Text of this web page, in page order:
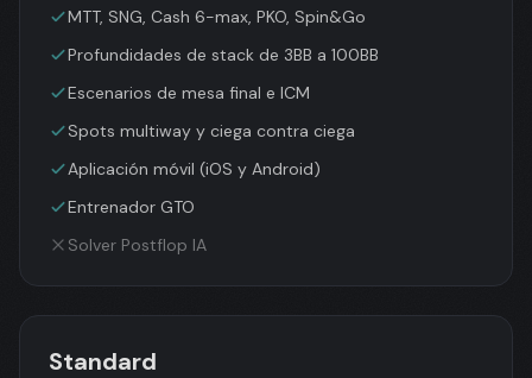
MTT, SNG, Cash 6-max, PKO, Spin&Go
Profundidades de stack de 3BB a 100BB
Escenarios de mesa final e ICM
Spots multiway y ciega contra ciega
Aplicación móvil (iOS y Android)
Entrenador GTO
Solver Postflop IA
Standard